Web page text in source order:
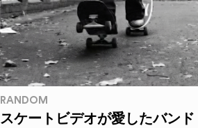
RANDOM
スケートビデオが愛したバンド